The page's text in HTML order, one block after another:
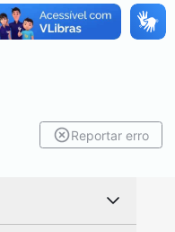
Reportar erro